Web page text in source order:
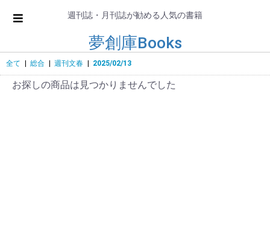
週刊誌・月刊誌が勧める人気の書籍
夢創庫Books
全て 総合 週刊文春 2025/02/13
お探しの商品は見つかりませんでした